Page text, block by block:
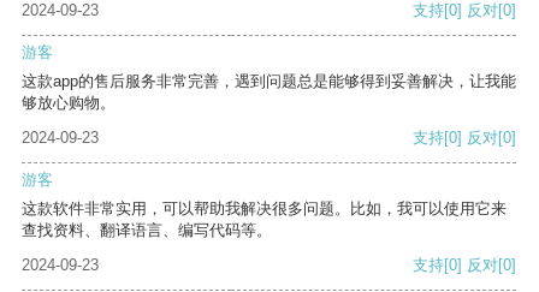
2024-09-23
支持[0] 反对[0]
游客
这款app的售后服务非常完善，遇到问题总是能够得到妥善解决，让我能
够放心购物。
2024-09-23
支持[0] 反对[0]
游客
这款软件非常实用，可以帮助我解决很多问题。比如，我可以使用它来
查找资料、翻译语言、编写代码等。
2024-09-23
支持[0] 反对[0]